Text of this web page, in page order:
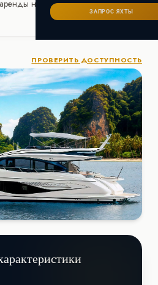
Ибица
ИТАЛИЯ
Сардиния
Хорватия
САНКТ-ПЕТЕРБУРГ
ЗАПРОС ЯХТЫ
начинается от 10.000€/
ПРОВЕРИТЬ ДОСТУПНОСТЬ